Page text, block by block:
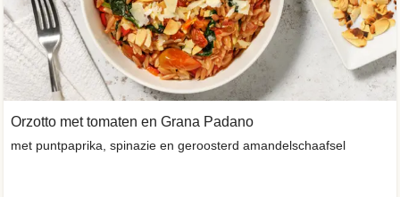
Orzotto met tomaten en Grana Padano
met puntpaprika, spinazie en geroosterd amandelschaafsel